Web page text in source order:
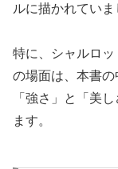
ルに描かれていま
特に、シャルロ
の場面は、本書の
「強さ」と「美
ます。